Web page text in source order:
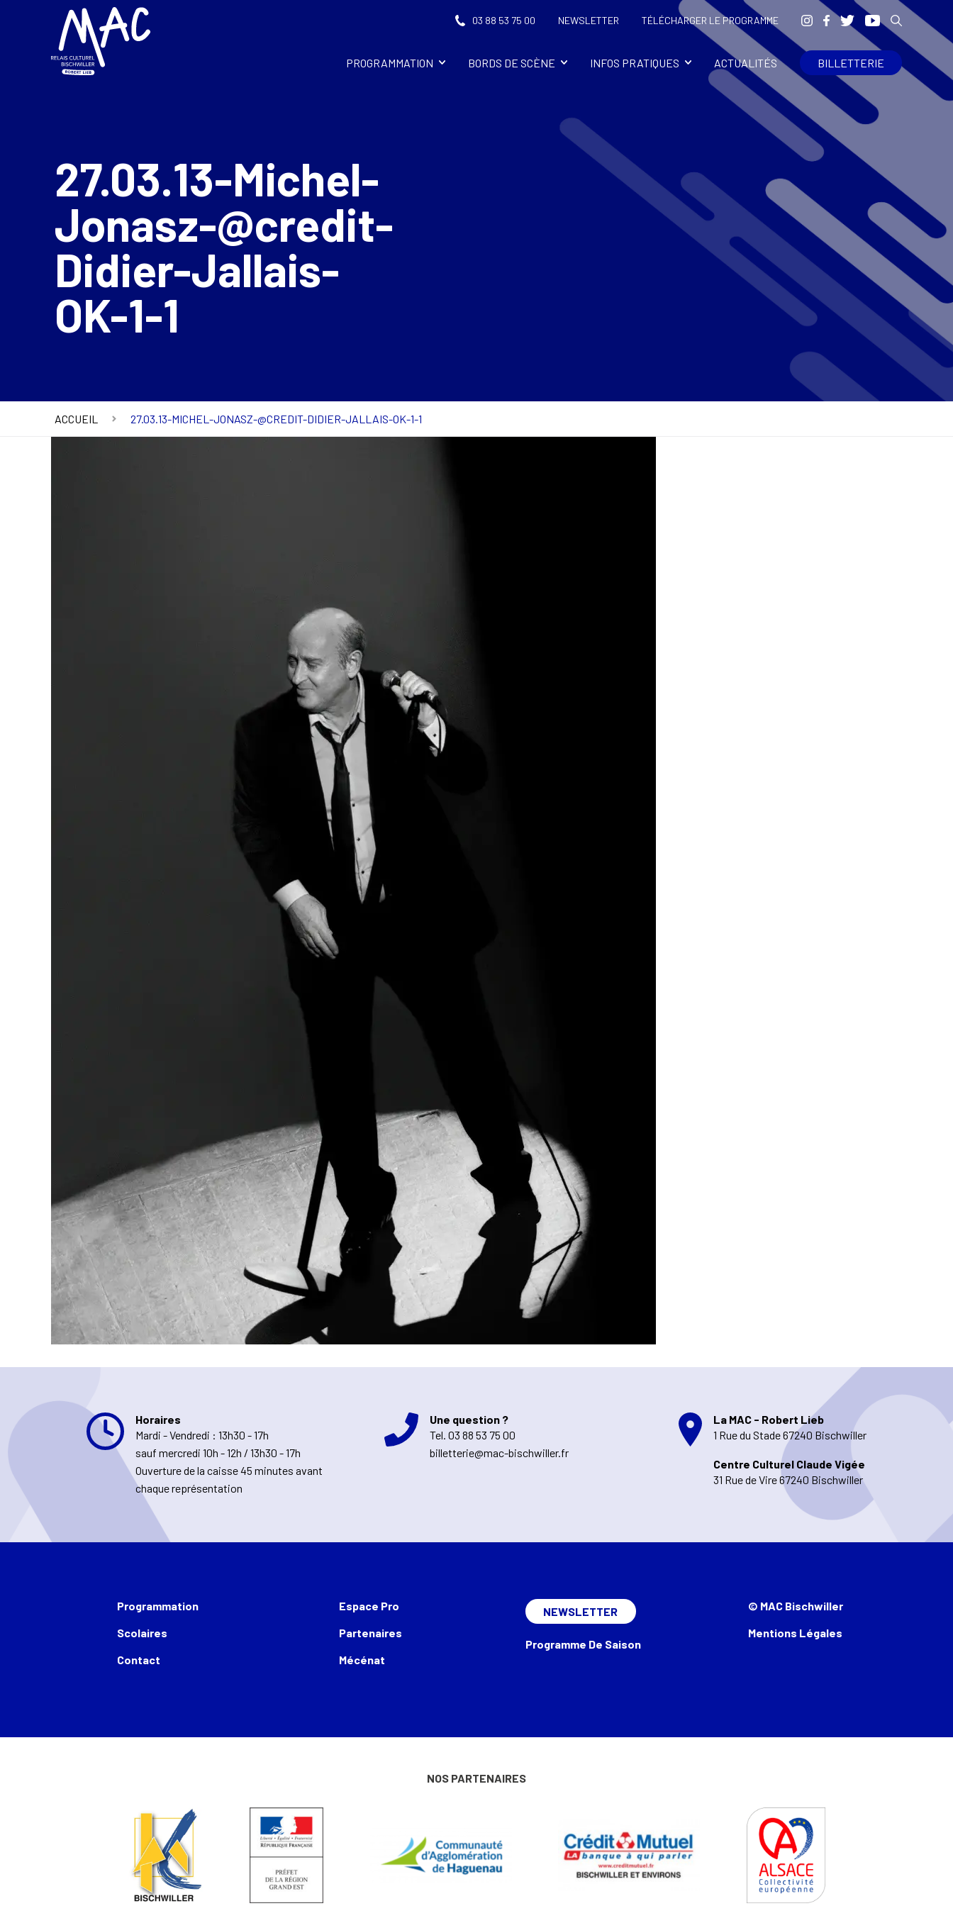
03 88 53 75 00 NEWSLETTER TÉLÉCHARGER LE PROGRAMME
PROGRAMMATION BORDS DE SCÈNE INFOS PRATIQUES ACTUALITÉS BILLETTERIE
27.03.13-Michel-
Jonasz-@credit-
Didier-Jallais-
OK-1-1
ACCUEIL 27.03.13-MICHEL-JONASZ-@CREDIT-DIDIER-JALLAIS-OK-1-1
Horaires
Mardi - Vendredi : 13h30 - 17h
sauf mercredi 10h - 12h / 13h30 - 17h
Ouverture de la caisse 45 minutes avant
chaque représentation
Une question ?
Tel. 03 88 53 75 00
billetterie@mac-bischwiller.fr
La MAC - Robert Lieb
1 Rue du Stade 67240 Bischwiller
Centre Culturel Claude Vigée
31 Rue de Vire 67240 Bischwiller
Programmation
Scolaires
Contact
Espace Pro
Partenaires
Mécénat
NEWSLETTER
Programme De Saison
© MAC Bischwiller
Mentions Légales
NOS PARTENAIRES